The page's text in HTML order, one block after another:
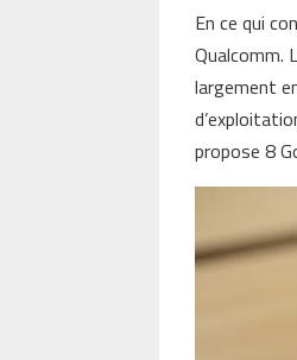
En ce qui
Qualcomm.
largement
propose 8